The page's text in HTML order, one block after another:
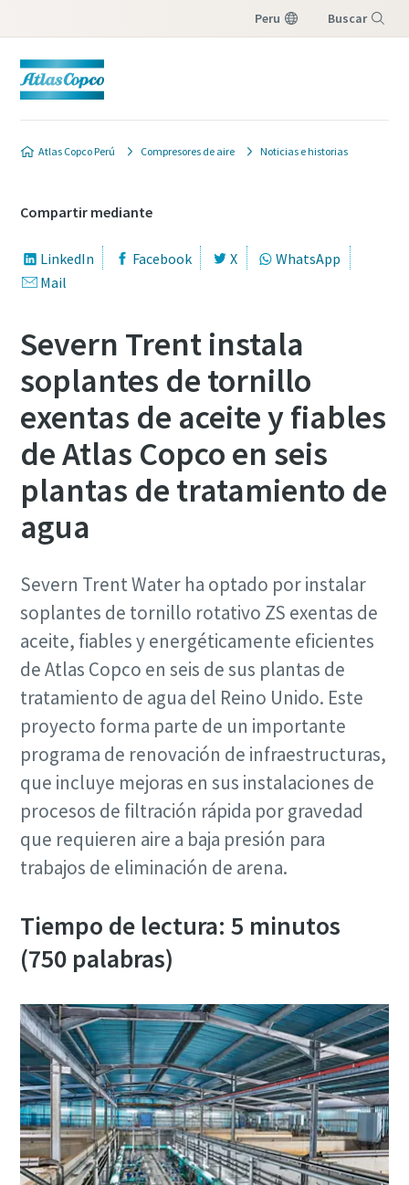
Peru Buscar
Atlas Copco Perú Compresores de aire Noticias e historias
Todo lo que necesita saber sobre el aire
comprimido
comprimido y encuentre las mejores recomendaciones
para optimizar su instalación de aire.
Descargue el manual
Optimice el flujo de aire mediante un
controlador central
Nuestro controlador central más reciente, el Optimizer
4.0, estabiliza el sistema y reduce los costes de energía.
Obtenga más información
Compartir mediante
LinkedIn Facebook X
WhatsApp
Mail
Severn Trent instala
soplantes de tornillo
exentas de aceite y fiables
de Atlas Copco en seis
plantas de tratamiento de
agua
Severn Trent Water ha optado por instalar
soplantes de tornillo rotativo ZS exentas de
aceite, fiables y energéticamente eficientes
de Atlas Copco en seis de sus plantas de
tratamiento de agua del Reino Unido. Este
proyecto forma parte de un importante
programa de renovación de infraestructuras,
que incluye mejoras en sus instalaciones de
procesos de filtración rápida por gravedad
que requieren aire a baja presión para
trabajos de eliminación de arena.
Tiempo de lectura: 5 minutos
(750 palabras)